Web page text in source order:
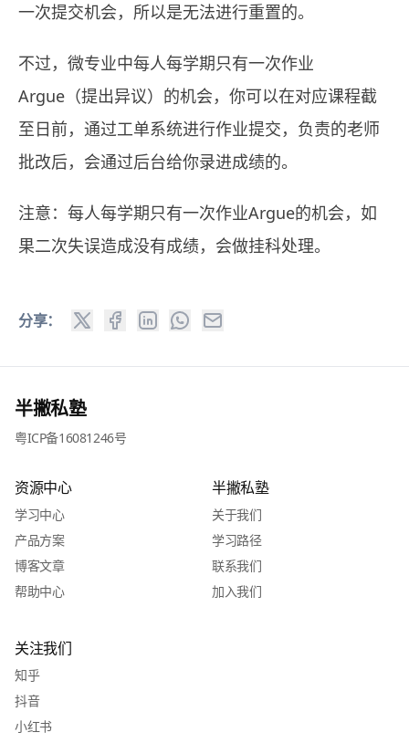
一次提交机会，所以是无法进行重置的。
不过，微专业中每人每学期只有一次作业
Argue（提出异议）的机会，你可以在对应课程截
至日前，通过工单系统进行作业提交，负责的老师
批改后，会通过后台给你录进成绩的。
注意：每人每学期只有一次作业Argue的机会，如
果二次失误造成没有成绩，会做挂科处理。
分享：
半撇私塾
粤ICP备16081246号
资源中心
学习中心
产品方案
博客文章
帮助中心
半撇私塾
关于我们
学习路径
联系我们
加入我们
关注我们
知乎
抖音
小红书